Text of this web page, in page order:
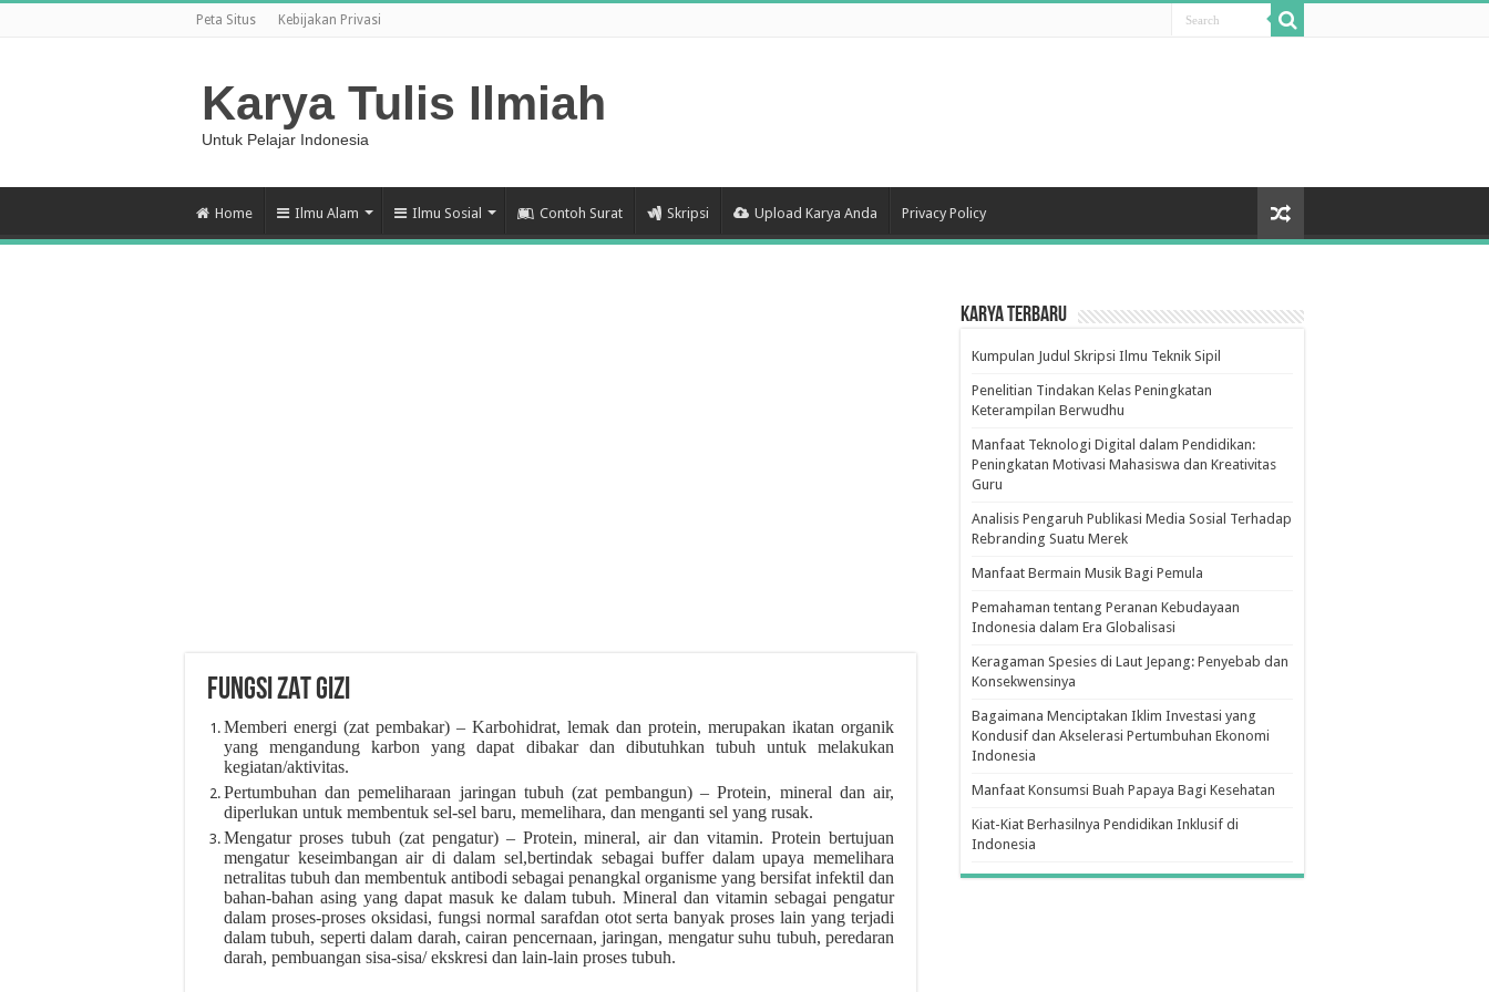
Peta Situs Kebijakan Privasi
Karya Tulis Ilmiah
Untuk Pelajar Indonesia
Home Ilmu Alam Ilmu Sosial Contoh Surat Skripsi Upload Karya Anda Privacy Policy
FUNGSI ZAT GIZI
Memberi energi (zat pembakar) – Karbohidrat, lemak dan protein, merupakan ikatan organik
yang mengandung karbon yang dapat dibakar dan dibutuhkan tubuh untuk melakukan
kegiatan/aktivitas.
Pertumbuhan dan pemeliharaan jaringan tubuh (zat pembangun) – Protein, mineral dan air,
diperlukan untuk membentuk sel-sel baru, memelihara, dan menganti sel yang rusak.
Mengatur proses tubuh (zat pengatur) – Protein, mineral, air dan vitamin. Protein bertujuan
mengatur keseimbangan air di dalam sel,bertindak sebagai buffer dalam upaya memelihara
netralitas tubuh dan membentuk antibodi sebagai penangkal organisme yang bersifat infektil dan
bahan-bahan asing yang dapat masuk ke dalam tubuh. Mineral dan vitamin sebagai pengatur
dalam proses-proses oksidasi, fungsi normal sarafdan otot serta banyak proses lain yang terjadi
dalam tubuh, seperti dalam darah, cairan pencernaan, jaringan, mengatur suhu tubuh, peredaran
darah, pembuangan sisa-sisa/ ekskresi dan lain-lain proses tubuh.
Karya Terbaru
Kumpulan Judul Skripsi Ilmu Teknik Sipil
Penelitian Tindakan Kelas Peningkatan
Keterampilan Berwudhu
Manfaat Teknologi Digital dalam Pendidikan:
Peningkatan Motivasi Mahasiswa dan Kreativitas
Guru
Analisis Pengaruh Publikasi Media Sosial Terhadap
Rebranding Suatu Merek
Manfaat Bermain Musik Bagi Pemula
Pemahaman tentang Peranan Kebudayaan
Indonesia dalam Era Globalisasi
Keragaman Spesies di Laut Jepang: Penyebab dan
Konsekwensinya
Bagaimana Menciptakan Iklim Investasi yang
Kondusif dan Akselerasi Pertumbuhan Ekonomi
Indonesia
Manfaat Konsumsi Buah Papaya Bagi Kesehatan
Kiat-Kiat Berhasilnya Pendidikan Inklusif di
Indonesia